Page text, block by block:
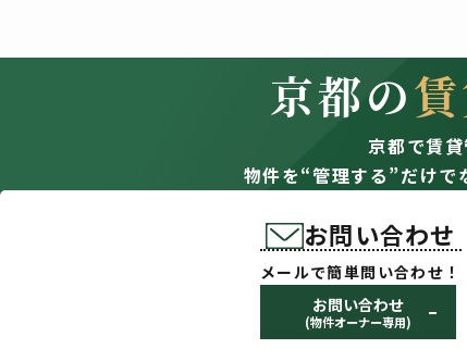
京都の
京都で賃貸
物件を“管理する”だけで
お問い合わせ
メールで簡単問い合わせ！
お問い合わせ
(物件オーナー専用)